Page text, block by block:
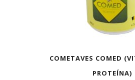
COMETAVES COMED
PROTEÍNA)